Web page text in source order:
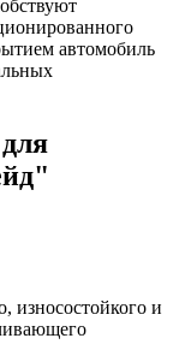
автомобиль
износостойкого и